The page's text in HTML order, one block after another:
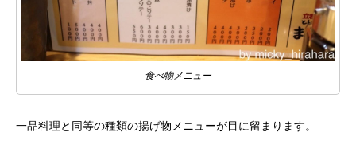
食べ物メニュー
一品料理と同等の種類の揚げ物メニューが目に留まります。